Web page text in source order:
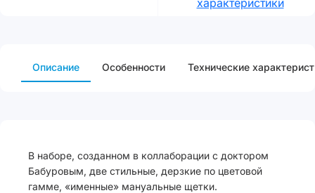
характеристики
Описание Особенности Технические
В наборе, созданном в коллаборации с доктором
Бабуровым, две стильные, дерзкие по цветовой
гамме, «именные» мануальные щетки.